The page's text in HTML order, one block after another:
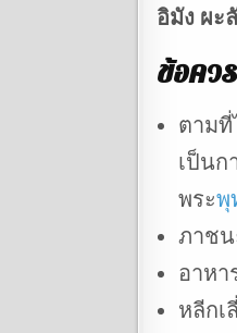
อิมัง ผะ
ข้อคว
ตามที่
เป็นก
พระพุ
ภาชน
อาหา
หลีกเ